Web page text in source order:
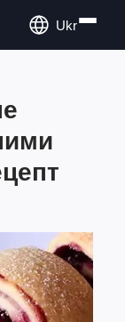
Ukr